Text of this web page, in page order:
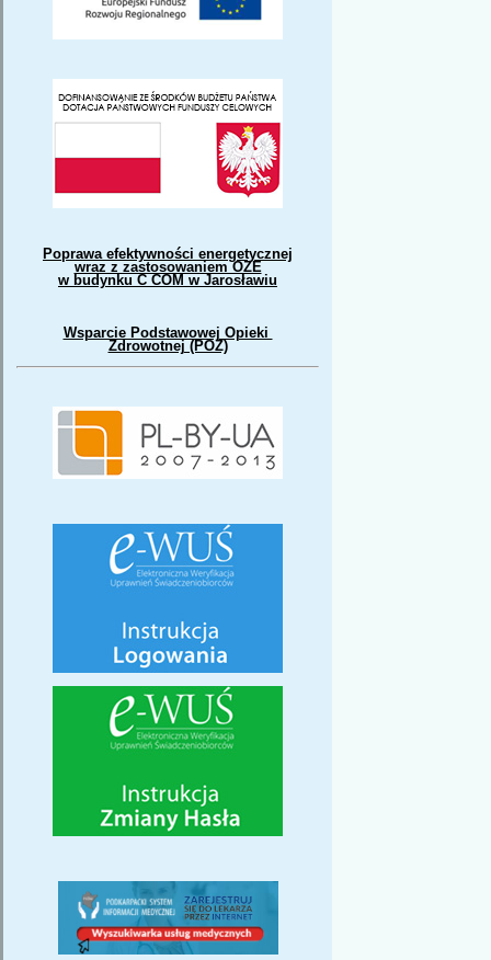
Poprawa efektywności energetycznej
wraz z zastosowaniem OZE
w budynku C COM w Jarosławiu
Wsparcie Podstawowej Opieki
Zdrowotnej (POZ)